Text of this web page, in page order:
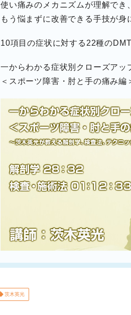
使い痛みのメカニズムが理解でき
もう悩まずに改善できる手技が身
10項目の症状に対する22種の
一からわかる症状別クローズアッ
＜スポーツ障害・肘と手の痛み編
茨木英光